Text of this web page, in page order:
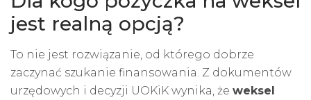
jest realną opcją?
To nie jest rozwiązanie, od którego dobrze
zaczynać szukanie finansowania. Z dokumentów
urzędowych i decyzji UOKiK wynika, że weksel